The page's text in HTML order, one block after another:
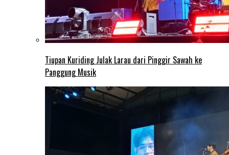
Tiupan Kuriding Julak Larau dari Pinggir Sawah ke
Panggung Musik